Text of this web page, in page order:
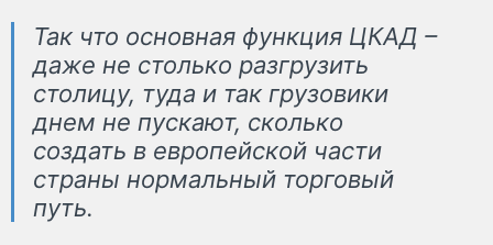
Так что основная функция ЦКАД –
даже не столько разгрузить
столицу, туда и так грузовики
днем не пускают, сколько
создать в европейской части
страны нормальный торговый
путь.